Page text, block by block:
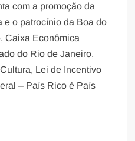
com a promoção da
e o patrocínio da Boa do
Caixa Econômica
do Rio de Janeiro,
Lei de Incentivo
– País Rico é País